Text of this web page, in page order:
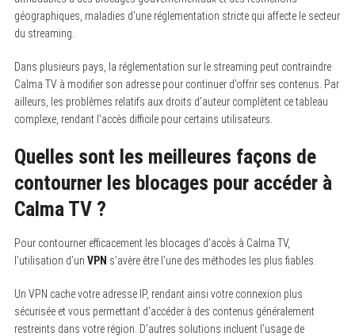
géographiques, maladies d’une réglementation stricte qui affecte le secteur
du streaming.
Dans plusieurs pays, la réglementation sur le streaming peut contraindre
Calma TV à modifier son adresse pour continuer d’offrir ses contenus. Par
ailleurs, les problèmes relatifs aux droits d’auteur complètent ce tableau
complexe, rendant l’accès difficile pour certains utilisateurs.
Quelles sont les meilleures façons de
contourner les blocages pour accéder à
Calma TV ?
Pour contourner efficacement les blocages d’accès à Calma TV,
l’utilisation d’un VPN s’avère être l’une des méthodes les plus fiables.
Un VPN cache votre adresse IP, rendant ainsi votre connexion plus
sécurisée et vous permettant d’accéder à des contenus généralement
restreints dans votre région. D’autres solutions incluent l’usage de